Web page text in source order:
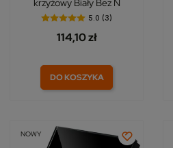
krzyżowy Biały Bez N
5.0 (3)
114,10 zł
DO KOSZYKA
NOWY